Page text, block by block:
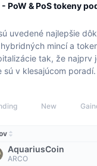
záznamy
trh
Bitcoin
mémov
burzy
burzy
PoW & PoS tokeny
uvedené najlepšie
mincí a
tak, že najprv
sú v klesajúcom poradí.
New
AquariusCoin
ARCO